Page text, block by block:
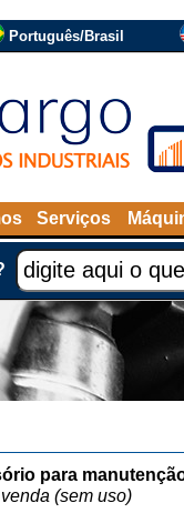
Português/Brasil
Serviços
para
(sem uso)